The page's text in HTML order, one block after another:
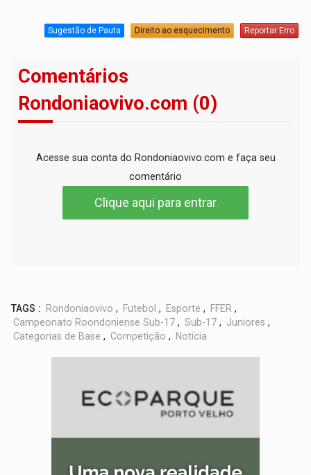
Sugestão de Pauta Direito ao esquecimento Reportar Erro
Comentários
Rondoniaovivo.com (0)
Acesse sua conta do Rondoniaovivo.com e faça seu
comentário
Clique aqui para entrar
TAGS : Rondoniaovivo , Futebol , Esporte , FFER ,
Campeonato Roondoniense Sub-17 , Sub-17 , Juniores ,
Categorias de Base , Competição , Notícia